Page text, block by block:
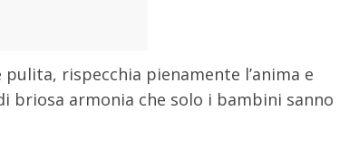
pulita, rispecchia pienamente l’anima e
briosa armonia che solo i bambini sanno